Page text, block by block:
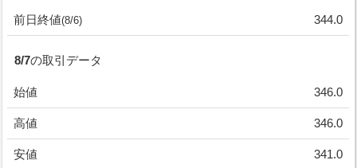
前日終値(8/6) 344.0
8/7の取引データ
始値 346.0
高値 346.0
安値 341.0